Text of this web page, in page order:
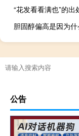
“花发看看满也”的出
胆固醇偏高是因为
“九丹讵凌空”的出处
公告